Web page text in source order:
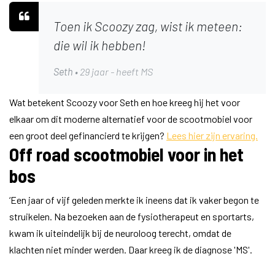
Toen ik Scoozy zag, wist ik meteen:
die wil ik hebben!
Seth • 29 jaar - heeft MS
Wat betekent Scoozy voor Seth en hoe kreeg hij het voor
elkaar om dit moderne alternatief voor de scootmobiel voor
een groot deel gefinancierd te krijgen? Lees hier zijn ervaring.
Off road scootmobiel voor in het
bos
‘Een jaar of vijf geleden merkte ik ineens dat ik vaker begon te
struikelen. Na bezoeken aan de fysiotherapeut en sportarts,
kwam ik uiteindelijk bij de neuroloog terecht, omdat de
klachten niet minder werden. Daar kreeg ik de diagnose 'MS'.